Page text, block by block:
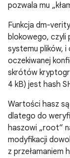
pozwala mu
Funkcja dm-
blokowego, czyli
systemu plików,
oczekiwanej
skrótów
4 kB) jest hash
Wartości hasz
dlatego do
haszowi „root”
modyfikacji
z przełamaniem